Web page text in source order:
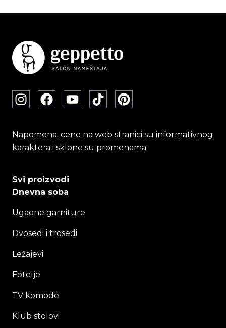
Napomena: cene na web stranici su informativnog
karaktera i sklone su promenama
Svi proizvodi
Dnevna soba
Ugaone garniture
Dvosedi i trosedi
Ležajevi
Fotelje
TV komode
Klub stolovi